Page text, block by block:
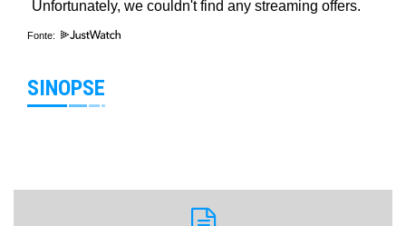
Fonte:
SINOPSE